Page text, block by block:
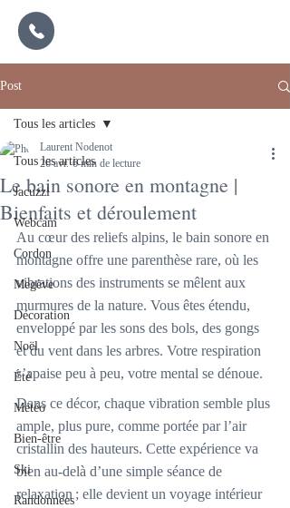
Post
Tous les articles
Jacuzzi
Webcam
Cordon
Megève
Décoration
Noël
Été
Météo
Bien-être
Ski
Randonnées
Tous les articles
Le bain sonore en montagne |
Bienfaits et déroulement
Laurent Nodenot
26 avr. 6 min de lecture
Au cœur des reliefs alpins, le bain sonore en
montagne offre une parenthèse rare, où les
vibrations des instruments se mêlent aux
murmures de la nature. Vous êtes étendu,
enveloppé par les sons des bols, des gongs
et du vent dans les arbres. Votre respiration
s’apaise peu à peu, votre mental se dénoue.
Dans ce décor, chaque vibration semble plus
ample, plus pure, comme portée par l’air
cristallin des hauteurs. Cette expérience va
bien au-delà d’une simple séance de
relaxation ; elle devient un voyage intérieur